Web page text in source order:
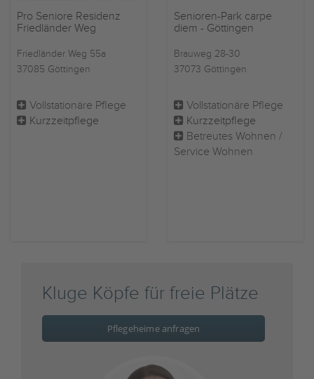
Pro Seniore Residenz
Friedländer Weg
Friedländer Weg 55a
37085 Göttingen
Vollstationäre Pflege
Kurzzeitpflege
Senioren-Park carpe
diem - Göttingen
Brauweg 28-30
37073 Göttingen
Vollstationäre Pflege
Kurzzeitpflege
Betreutes Wohnen /
Service Wohnen
Kluge Köpfe für freie Plätze
Pflegeheime anfragen